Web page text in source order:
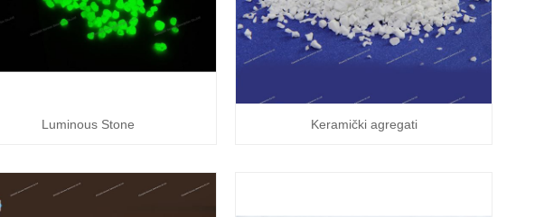
Luminous Stone Keramički agregati